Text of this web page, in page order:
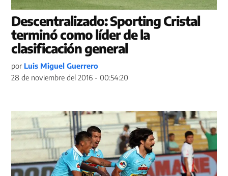
Descentralizado: Sporting Cristal
terminó como líder de la
clasificación general
por Luis Miguel Guerrero
28 de noviembre del 2016 - 00:54:20